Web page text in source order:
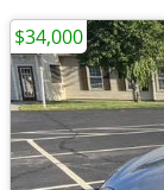
$34,000